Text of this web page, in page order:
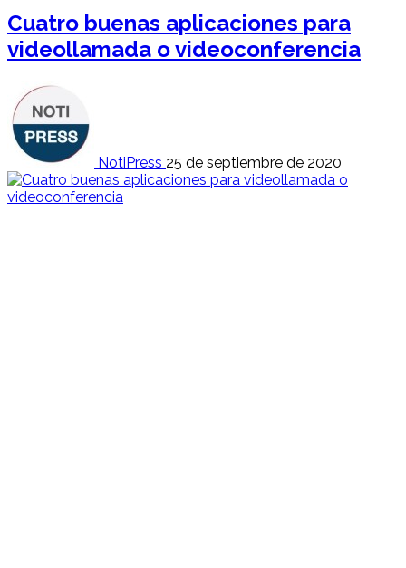
Cuatro buenas aplicaciones para
videollamada o videoconferencia
NotiPress 25 de septiembre de 2020